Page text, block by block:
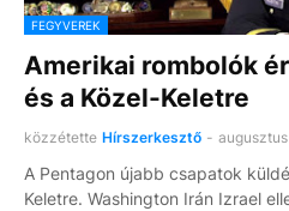
FEGYVEREK
Amerikai rombolók
és a Közel-Keletre
közzétette Hírszerkesztő -
A Pentagon újabb csapatok
Keletre. Washington Irán Izrael